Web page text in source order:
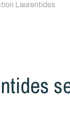
Laurentides